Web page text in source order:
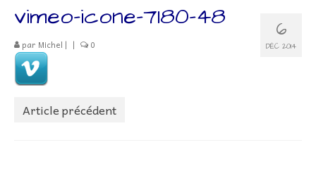
Lettr’Infos
6
DÉC 2014
vimeo-icone-7180-48
par Michel | | 0
Article précédent